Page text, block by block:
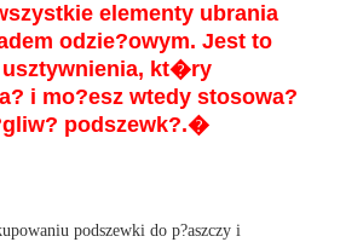
elementy ubrania
odzie?owym. Jest to
usztywnienia, kt�ry
i mo?esz wtedy stosowa?
podszewk?.�
podszewki do p?aszczy i